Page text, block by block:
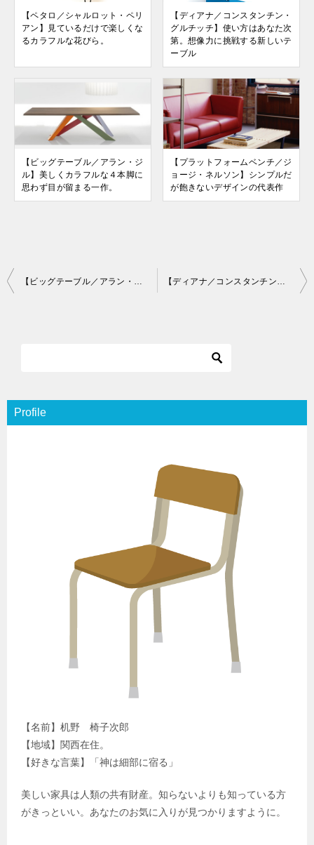
【ペタロ／シャルロット・ペリ
アン】見ているだけで楽しくな
るカラフルな花びら。
【ディアナ／コンスタンチン・
グルチッチ】使い方はあなた次
第。想像力に挑戦する新しいテ
ーブル
【ビッグテーブル／アラン・ジ
ル】美しくカラフルな４本脚に
思わず目が留まる一作。
【プラットフォームベンチ／ジ
ョージ・ネルソン】シンプルだ
が飽きないデザインの代表作
投
シ
【ビッグテーブル／アラン・ジル】美しくカラフルな４本脚に思わず目が留まる一作。 【ディアナ／コンスタンチン・グルチッチ】使い方はあなた次第。想像力に挑戦する新しいテーブル
Profile
【名前】机野 椅子次郎
【地域】関西在住。
【好きな言葉】「神は細部に宿る」
美しい家具は人類の共有財産。知らないよりも知っている方
がきっといい。あなたのお気に入りが見つかりますように。